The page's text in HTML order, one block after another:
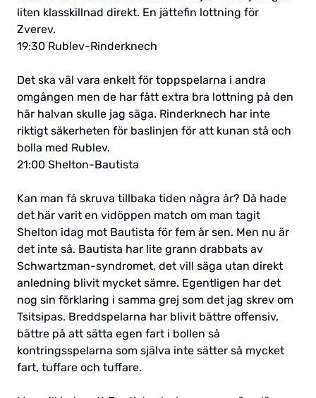
liten klasskillnad direkt. En jättefin lottning för
Zverev.
19:30 Rublev-Rinderknech
Det ska väl vara enkelt för toppspelarna i andra
omgången men de har fått extra bra lottning på den
här halvan skulle jag säga. Rinderknech har inte
riktigt säkerheten för baslinjen för att kunan stå och
bolla med Rublev.
21:00 Shelton-Bautista
Kan man få skruva tillbaka tiden några år? Då hade
det här varit en vidöppen match om man tagit
Shelton idag mot Bautista för fem år sen. Men nu är
det inte så. Bautista har lite grann drabbats av
Schwartzman-syndromet, det vill säga utan direkt
anledning blivit mycket sämre. Egentligen har det
nog sin förklaring i samma grej som det jag skrev om
Tsitsipas. Breddspelarna har blivit bättre offensiv,
bättre på att sätta egen fart i bollen så
kontringsspelarna som själva inte sätter så mycket
fart, tuffare och tuffare.